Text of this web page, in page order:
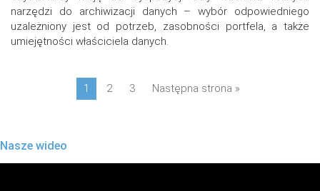
narzędzi do archiwizacji danych – wybór odpowiedniego
uzależniony jest od potrzeb, zasobności portfela, a także
umiejętności właściciela danych.
1 2 3 Następna strona »
Nasze wideo